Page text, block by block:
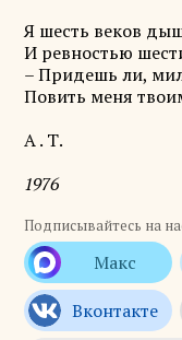
Я шесть веков
И ревностью
– Придешь ли,
Повить меня
А . Т.
1976
Подписывайтесь на